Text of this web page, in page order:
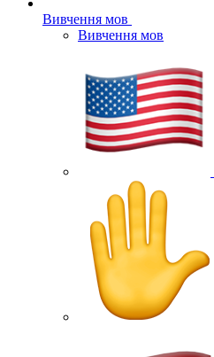
Вивчення мов
Вивчення мов